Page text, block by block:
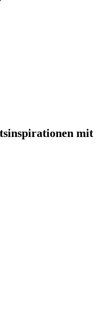
mit